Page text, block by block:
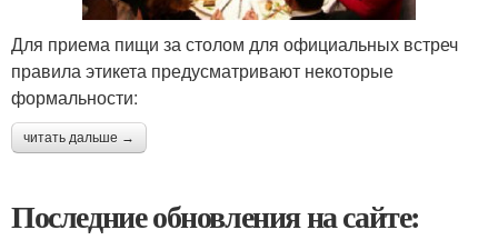
Для приема пищи за столом для официальных встреч
правила этикета предусматривают некоторые
формальности:
читать дальше →
Последние обновления на сайте: